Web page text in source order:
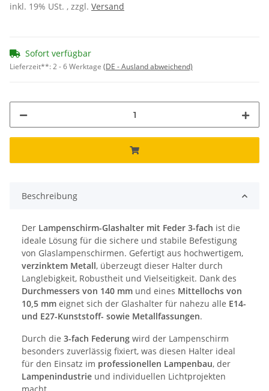
inkl. 19% USt. , zzgl. Versand
Sofort verfügbar
Lieferzeit**:2 - 6 Werktage (DE - Ausland abweichend)
Beschreibung
Der Lampenschirm-Glashalter mit Feder 3-fach ist die
ideale Lösung für die sichere und stabile Befestigung
von Glaslampenschirmen. Gefertigt aus hochwertigem,
verzinktem Metall, überzeugt dieser Halter durch
Langlebigkeit, Robustheit und Vielseitigkeit. Dank des
Durchmessers von 140 mm und eines Mittellochs von
10,5 mm eignet sich der Glashalter für nahezu alle E14-
und E27-Kunststoff- sowie Metallfassungen.
Durch die 3-fach Federung wird der Lampenschirm
besonders zuverlässig fixiert, was diesen Halter ideal
für den Einsatz im professionellen Lampenbau, der
Lampenindustrie und individuellen Lichtprojekten